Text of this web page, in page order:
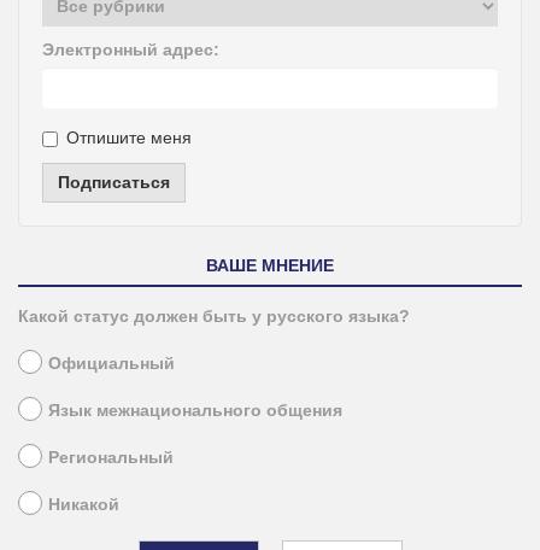
Электронный адрес:
Отпишите меня
Подписаться
ВАШЕ МНЕНИЕ
Какой статус должен быть у русского языка?
Официальный
Язык межнационального общения
Региональный
Никакой